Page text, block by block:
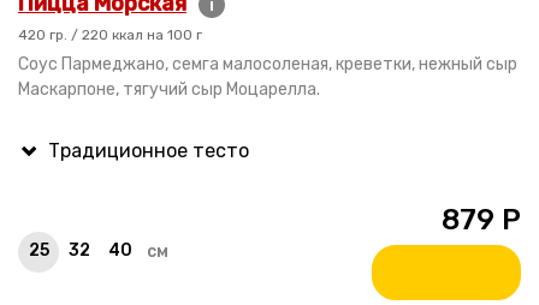
i
420 гр. / 220 ккал на 100 г
Соус Пармеджано, семга малосоленая, креветки, нежный сыр
Маскарпоне, тягучий сыр Моцарелла.
25 32 40 см
879 Р